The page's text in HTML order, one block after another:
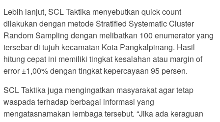
Lebih lanjut, SCL Taktika menyebutkan quick count
dilakukan dengan metode Stratified Systematic Cluster
Random Sampling dengan melibatkan 100 enumerator yang
tersebar di tujuh kecamatan Kota Pangkalpinang. Hasil
hitung cepat ini memiliki tingkat kesalahan atau margin of
error ±1,00% dengan tingkat kepercayaan 95 persen.
SCL Taktika juga mengingatkan masyarakat agar tetap
waspada terhadap berbagai informasi yang
mengatasnamakan lembaga tersebut. “Jika ada keraguan